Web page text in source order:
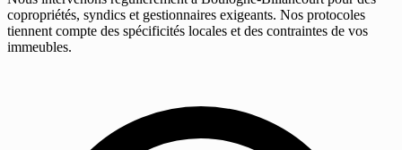
copropriétés, syndics et gestionnaires exigeants. Nos protocoles
tiennent compte des spécificités locales et des contraintes de vos
immeubles.